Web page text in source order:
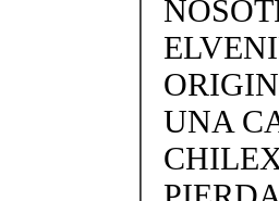
UNA